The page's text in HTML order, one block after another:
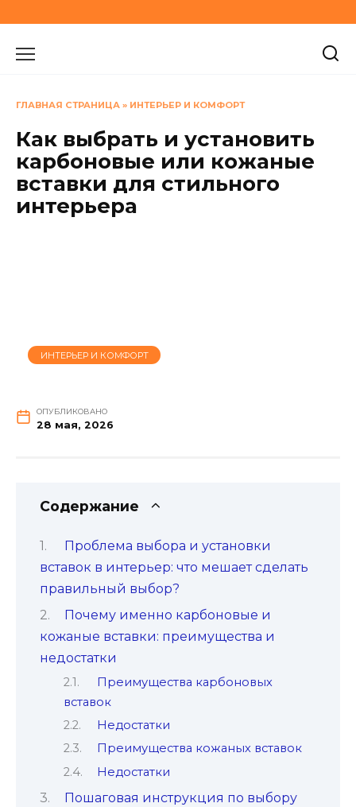
к
содержанию
ГЛАВНАЯ СТРАНИЦА » ИНТЕРЬЕР И КОМФОРТ
Как выбрать и установить
карбоновые или кожаные
вставки для стильного
интерьера
ИНТЕРЬЕР И КОМФОРТ
ОПУБЛИКОВАНО
28 мая, 2026
Содержание
Проблема выбора и установки
вставок в интерьер: что мешает сделать
правильный выбор?
Почему именно карбоновые и
кожаные вставки: преимущества и
недостатки
Преимущества карбоновых
вставок
Недостатки
Преимущества кожаных вставок
Недостатки
Пошаговая инструкция по выбору